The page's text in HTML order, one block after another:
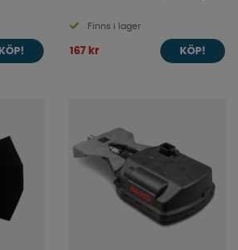
KÖP!
Finns i lager
167 kr KÖP!